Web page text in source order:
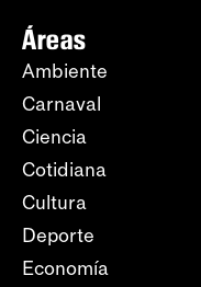
Áreas
Ambiente
Carnaval
Ciencia
Cotidiana
Cultura
Deporte
Economía